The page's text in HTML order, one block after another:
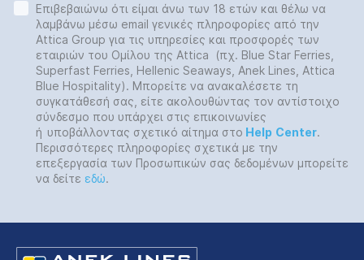
Επιβεβαιώνω ότι είμαι άνω των 18 ετών και θέλω να
λαμβάνω μέσω email γενικές πληροφορίες από την
Attica Group για τις υπηρεσίες και προσφορές των
εταιριών του Ομίλου της Attica (πχ. Blue Star Ferries,
Superfast Ferries, Hellenic Seaways, Anek Lines, Attica
Blue Hospitality). Μπορείτε να ανακαλέσετε τη
συγκατάθεσή σας, είτε ακολουθώντας τον αντίστοιχο
σύνδεσμο που υπάρχει στις επικοινωνίες
ή υποβάλλοντας σχετικό αίτημα στο Help Center.
Περισσότερες πληροφορίες σχετικά με την
επεξεργασία των Προσωπικών σας δεδομένων μπορείτε
να δείτε εδώ.